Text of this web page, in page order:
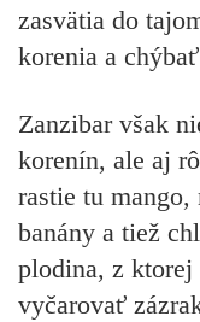
zasvätia do
korenia a
Zanzibar však
korenín, ale aj
rastie tu mango,
banány a tiež
plodina, z
vyčarovať